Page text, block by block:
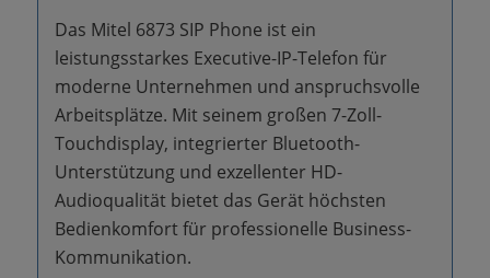
Das Mitel 6873 SIP Phone ist ein
leistungsstarkes Executive-IP-Telefon für
moderne Unternehmen und anspruchsvolle
Arbeitsplätze. Mit seinem großen 7-Zoll-
Touchdisplay, integrierter Bluetooth-
Unterstützung und exzellenter HD-
Audioqualität bietet das Gerät höchsten
Bedienkomfort für professionelle Business-
Kommunikation.